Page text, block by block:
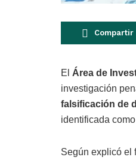
Compartir
El Área de
investigación
falsificación de
identificada como
Según explicó el